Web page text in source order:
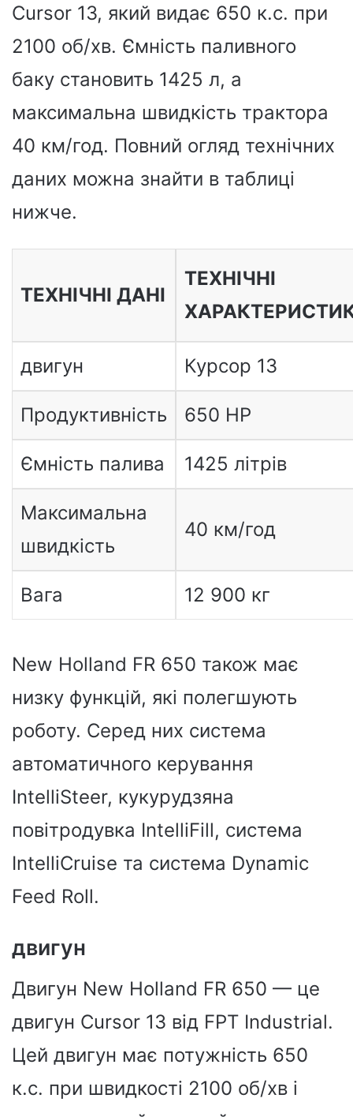
Cursor 13, який видає 650 к.с. при
2100 об/хв. Ємність паливного
баку становить 1425 л, а
максимальна швидкість трактора
40 км/год. Повний огляд технічних
даних можна знайти в таблиці
нижче.
ТЕХНІЧНІ ДАНІ
ТЕХНІЧНІ
двигун Курсор 13
Продуктивність 650 HP
Ємність палива 1425 літрів
Максимальна
швидкість
40 км/год
Вага 12 900 кг
New Holland FR 650 також має
низку функцій, які полегшують
роботу. Серед них система
автоматичного керування
IntelliSteer, кукурудзяна
повітродувка IntelliFill, система
IntelliCruise та система Dynamic
Feed Roll.
двигун
Двигун New Holland FR 650 — це
двигун Cursor 13 від FPT Industrial.
Цей двигун має потужність 650
к.с. при швидкості 2100 об/хв і